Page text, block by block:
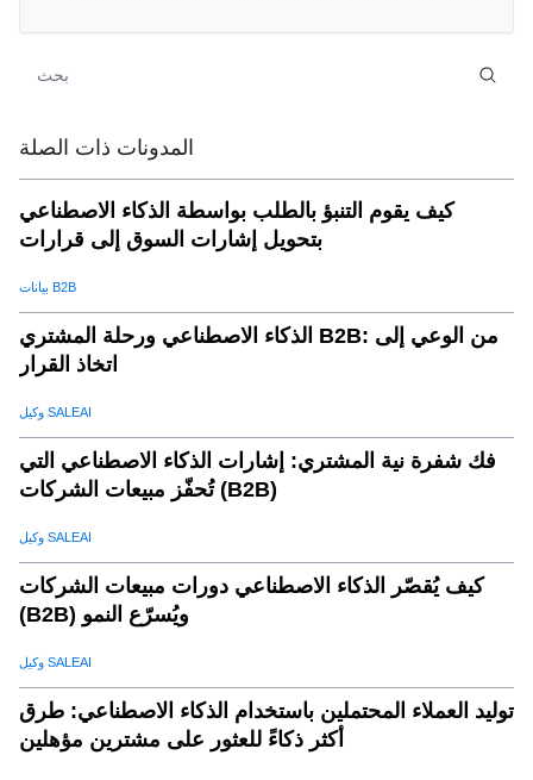
المدونات ذات الصلة
كيف يقوم التنبؤ بالطلب بواسطة الذكاء الاصطناعي
بتحويل إشارات السوق إلى قرارات
بيانات B2B
الذكاء الاصطناعي ورحلة المشتري B2B: من الوعي إلى
اتخاذ القرار
وكيل SALEAI
فك شفرة نية المشتري: إشارات الذكاء الاصطناعي التي
تُحفّز مبيعات الشركات (B2B)
وكيل SALEAI
كيف يُقصّر الذكاء الاصطناعي دورات مبيعات الشركات
(B2B) ويُسرّع النمو
وكيل SALEAI
توليد العملاء المحتملين باستخدام الذكاء الاصطناعي: طرق
أكثر ذكاءً للعثور على مشترين مؤهلين